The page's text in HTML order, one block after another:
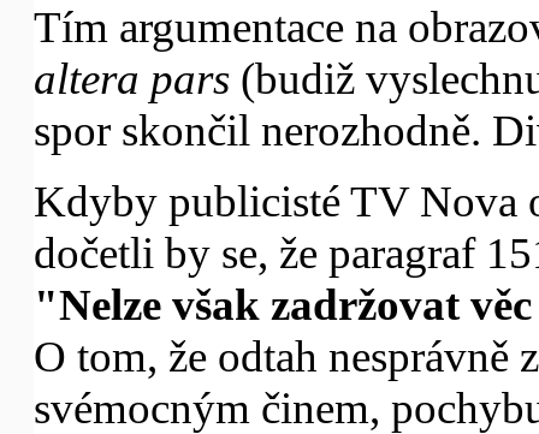
Tím argumentace na
altera pars(budiž
spor skončil nerozhodně.
Kdyby publicisté TV Nova
dočetli by se, že paragraf
"Nelze však zadržovat
O tom, že odtah nesprávně
svémocným činem,